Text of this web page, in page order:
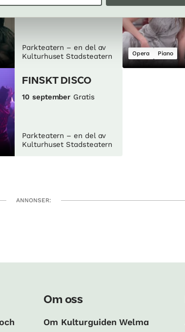
Parkteatern – en del av
Kulturhuset Stadsteatern
Opera Piano
FINSKT DISCO
10 september Gratis
Parkteatern – en del av
Kulturhuset Stadsteatern
ANNONSER:
Om oss
Om Kulturguiden Welma